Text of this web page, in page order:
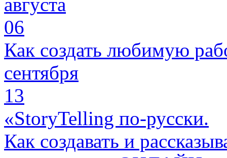
06
Как создать любимую
сентября
13
«StoryTelling по-русски.
Как создавать и